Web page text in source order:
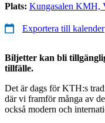
Plats: Kungasalen KMH,
Exportera till kalender
Biljetter kan bli
tillfälle.
Det är dags för KTH:s
där vi framför många av
också modern och